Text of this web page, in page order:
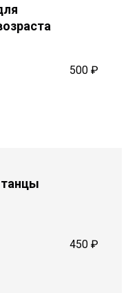
500 ₽
450 ₽